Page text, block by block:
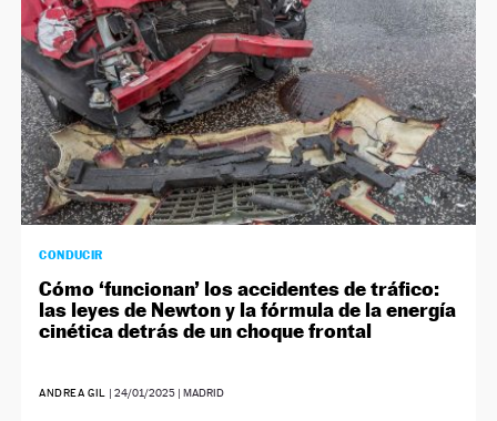
CONDUCIR
Cómo ‘funcionan’ los accidentes de tráfico:
las leyes de Newton y la fórmula de la energía
cinética detrás de un choque frontal
ANDREA GIL |24/01/2025 | MADRID